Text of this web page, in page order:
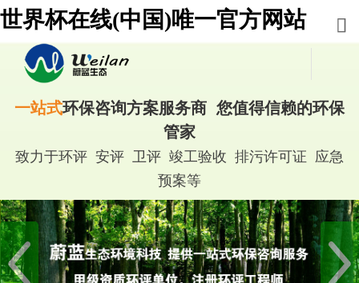
世界杯在线(中国)唯一官方网站
一站式环保咨询方案服务商 您值得信赖的环保
管家
致力于环评 安评 卫评 竣工验收 排污许可证 应急
预案等